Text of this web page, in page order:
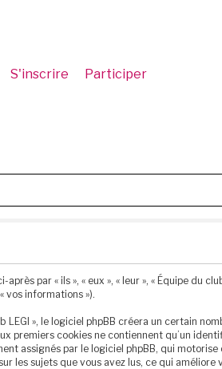
S'inscrire Participer
par « ils », « eux », « leur », « Équipe du
vos informations »).
», le logiciel phpBB créera un certain
cookies ne contiennent qu’un
assignés par le logiciel phpBB, qui
les sujets que vous avez lus, ce qui